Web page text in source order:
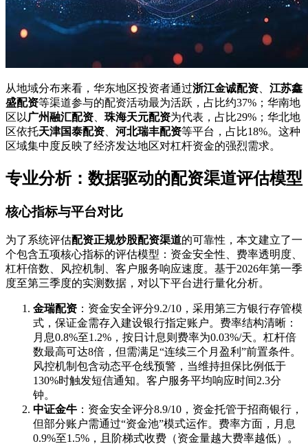
从地域分布来看，华东地区投资者通过浙江金诚配资
江苏鑫
盛配资等渠道参与的配资活动最为活跃，占比约37%；华南地
区以 广州融汇配资 珠海天元配资为代表，占比29%；华北地
区依托天津国泰配资 河北瑞丰配资等平台，占比18%。这种
区域集中度反映了经济发达地区对杠杆资金的强烈需求。
专业分析：数据驱动的配资渠道评估模型
核心指标与平台对比
为了系统评估配资正规炒股配资渠道的可靠性，本文建立了一
个包含五项核心指标的评估模型：资金安全性、费率透明度、
杠杆倍数、风控机制、客户服务响应速度。基于2026年第一季
度至第三季度的实测数据，对以下平台进行量化分析。
金瑞配资 ：资金安全评分9.2/10，采用第三方银行存管模
式，保证金需存入建设银行指定账户。费率结构清晰：
月息0.8%至1.2%，按日计息则费率为0.03%/天。杠杆倍
数最高可达8倍，但需满足“连续三个月盈利”前置条件。
风控机制包含动态平仓线预警，当维持担保比例低于
130%时触发短信通知。客户服务平均响应时间2.3分
钟。
中证金牛 ：资金安全评分8.9/10，资金托管于招商银行，
但部分账户需通过“资金池”模式运作。费率方面，月息
0.9%至1.5%，且阶梯式收费（资金量越大费率越低）。